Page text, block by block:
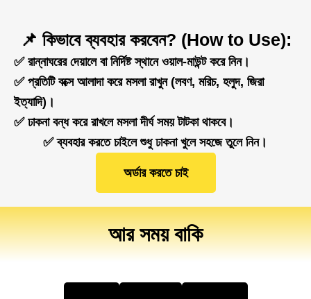
📌 কিভাবে ব্যবহার করবেন? (How to Use):
✅ রান্নাঘরের দেয়ালে বা নির্দিষ্ট স্থানে ওয়াল-মাউন্ট করে নিন।
✅ প্রতিটি বক্সে আলাদা করে মসলা রাখুন (লবণ, মরিচ, হলুদ, জিরা
ইত্যাদি)।
✅ ঢাকনা বন্ধ করে রাখলে মসলা দীর্ঘ সময় টাটকা থাকবে।
✅ ব্যবহার করতে চাইলে শুধু ঢাকনা খুলে সহজে তুলে নিন।
অর্ডার করতে চাই
আর সময় বাকি